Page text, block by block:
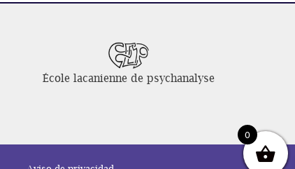
École lacanienne de psychanalyse
0